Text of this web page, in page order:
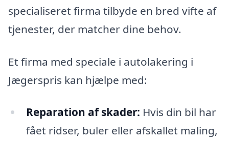
specialiseret firma tilbyde en bred vifte af
tjenester, der matcher dine behov.
Et firma med speciale i autolakering i
Jægerspris kan hjælpe med:
Reparation af skader: Hvis din bil har
fået ridser, buler eller afskallet maling,